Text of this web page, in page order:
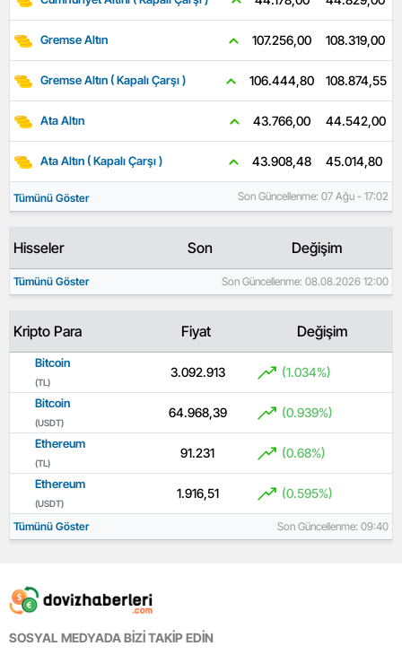
Gremse Altın 107.256,00 108.319,00
Gremse Altın ( Kapalı Çarşı ) 106.444,80 108.874,55
Ata Altın 43.766,00 44.542,00
Ata Altın ( Kapalı Çarşı ) 43.908,48 45.014,80
Tümünü Göster Son Güncellenme: 07 Ağu - 17:02
Hisseler Son Değişim
Tümünü Göster Son Güncellenme: 08.08.2026 12:00
Kripto Para Fiyat Değişim
Bitcoin
(TL)
3.092.913 (1.034%)
Bitcoin
(USDT)
64.968,39 (0.939%)
Ethereum
(TL)
91.231 (0.68%)
Ethereum
(USDT)
1.916,51 (0.595%)
Tümünü Göster Son Güncellenme: 09:40
SOSYAL MEDYADA BİZİ TAKİP EDİN